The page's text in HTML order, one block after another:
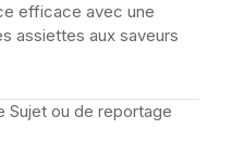
efficace avec une
assiettes aux saveurs
Sujet ou de reportage